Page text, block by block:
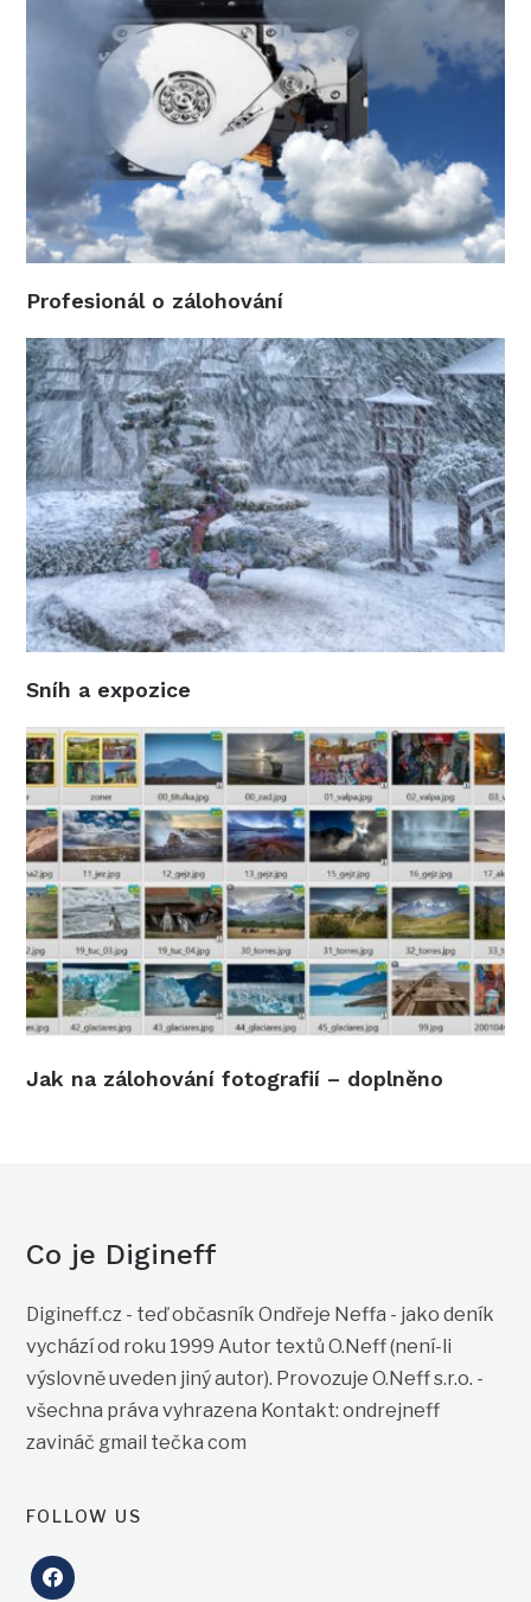
Profesionál o zálohování
Sníh a expozice
Jak na zálohování fotografií – doplněno
Co je Digineff
Digineff.cz - teď občasník Ondřeje Neffa - jako deník
vychází od roku 1999 Autor textů O.Neff (není-li
výslovně uveden jiný autor). Provozuje O.Neff s.r.o. -
všechna práva vyhrazena Kontakt: ondrejneff
zavináč gmail tečka com
FOLLOW US
facebook